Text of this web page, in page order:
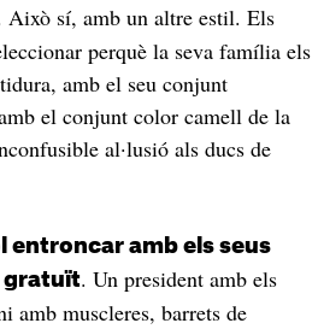
Això sí, amb un altre estil. Els
perquè la seva família els
amb el seu conjunt
el conjunt color camell de la
al·lusió als ducs de
entroncar amb els seus
gratuït. Un president amb els
amb muscleres, barrets de